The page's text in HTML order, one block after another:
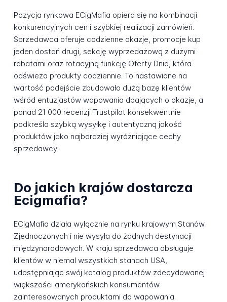
Pozycja rynkowa ECigMafia opiera się na kombinacji
konkurencyjnych cen i szybkiej realizacji zamówień.
Sprzedawca oferuje codzienne okazje, promocje kup
jeden dostań drugi, sekcję wyprzedażową z dużymi
rabatami oraz rotacyjną funkcję Oferty Dnia, która
odświeża produkty codziennie. To nastawione na
wartość podejście zbudowało dużą bazę klientów
wśród entuzjastów wapowania dbających o okazje, a
ponad 21 000 recenzji Trustpilot konsekwentnie
podkreśla szybką wysyłkę i autentyczną jakość
produktów jako najbardziej wyróżniające cechy
sprzedawcy.
Do jakich krajów dostarcza
Ecigmafia?
ECigMafia działa wyłącznie na rynku krajowym Stanów
Zjednoczonych i nie wysyła do żadnych destynacji
międzynarodowych. W kraju sprzedawca obsługuje
klientów w niemal wszystkich stanach USA,
udostępniając swój katalog produktów zdecydowanej
większości amerykańskich konsumentów
zainteresowanych produktami do wapowania.